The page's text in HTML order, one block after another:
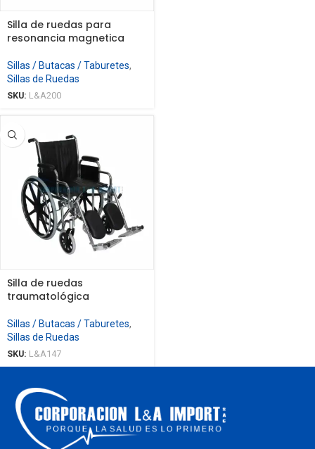
Silla de ruedas para
resonancia magnetica
Sillas / Butacas / Taburetes,
Sillas de Ruedas
SKU: L&A200
Silla de ruedas
traumatológica
Sillas / Butacas / Taburetes,
Sillas de Ruedas
SKU: L&A147